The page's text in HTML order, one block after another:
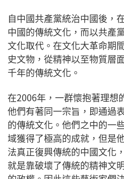
自中國共產黨統治中國後，
中國的傳統文化，而以共產
文化取代。在文化大革命期
史文物，從精神以至物質層
千年的傳統文化。
在2006年，一群懷抱著理想
他們有著同一宗旨，即通過
的傳統文化。他們之中的一
域獲得了極高的成就，但是
法真正復興傳統的中國文化
就是靠破壞了傳統的精神文